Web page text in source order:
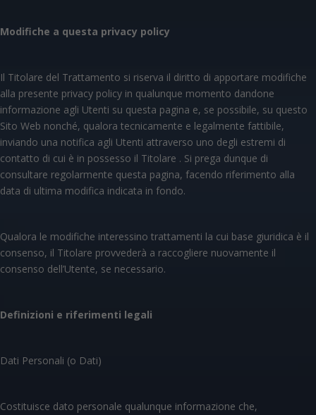
Modifiche a questa privacy policy
Il Titolare del Trattamento si riserva il diritto di apportare modifiche
alla presente privacy policy in qualunque momento dandone
informazione agli Utenti su questa pagina e, se possibile, su questo
Sito Web nonché, qualora tecnicamente e legalmente fattibile,
inviando una notifica agli Utenti attraverso uno degli estremi di
contatto di cui è in possesso il Titolare . Si prega dunque di
consultare regolarmente questa pagina, facendo riferimento alla
data di ultima modifica indicata in fondo.
Qualora le modifiche interessino trattamenti la cui base giuridica è il
consenso, il Titolare provvederà a raccogliere nuovamente il
consenso dell’Utente, se necessario.
Definizioni e riferimenti legali
Dati Personali (o Dati)
Costituisce dato personale qualunque informazione che,